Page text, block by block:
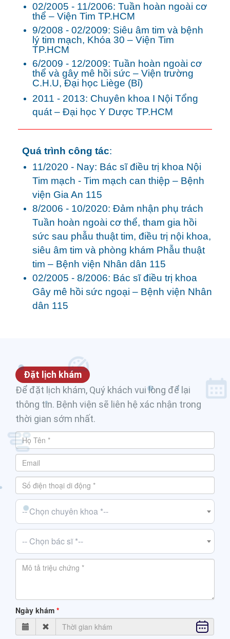
02/2005 - 11/2006: Tuần hoàn ngoài cơ
thể – Viện Tim TP.HCM
9/2008 - 02/2009: Siêu âm tim và bệnh
lý tim mạch, Khóa 30 – Viện Tim
TP.HCM
6/2009 - 12/2009: Tuần hoàn ngoài cơ
thể và gây mê hồi sức – Viện trường
C.H.U, Đại học Liège (Bỉ)
2011 - 2013: Chuyên khoa I Nội Tổng
quát – Đại học Y Dược TP.HCM
Quá trình công tác:
11/2020 - Nay: Bác sĩ điều trị khoa Nội
Tim mạch - Tim mạch can thiệp – Bệnh
viện Gia An 115
8/2006 - 10/2020: Đảm nhận phụ trách
Tuần hoàn ngoài cơ thể, tham gia hồi
sức sau phẫu thuật tim, điều trị nội khoa,
siêu âm tim và phòng khám Phẫu thuật
tim – Bệnh viện Nhân dân 115
02/2005 - 8/2006: Bác sĩ điều trị khoa
Gây mê hồi sức ngoại – Bệnh viện Nhân
dân 115
Đặt lịch khám
Để đặt lịch khám, Quý khách vui lòng để lại
thông tin. Bệnh viện sẽ liên hệ xác nhận trong
thời gian sớm nhất.
-- Chọn chuyên khoa *--
-- Chọn bác sĩ *--
Ngày khám